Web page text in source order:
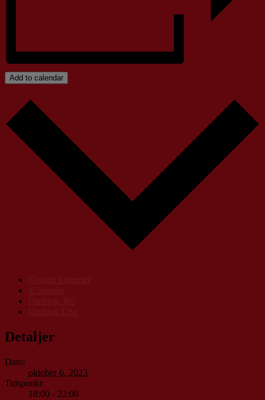
Add to calendar
Detaljer
Dato:
oktober 6, 2023
Tidspunkt:
18:00 - 22:00